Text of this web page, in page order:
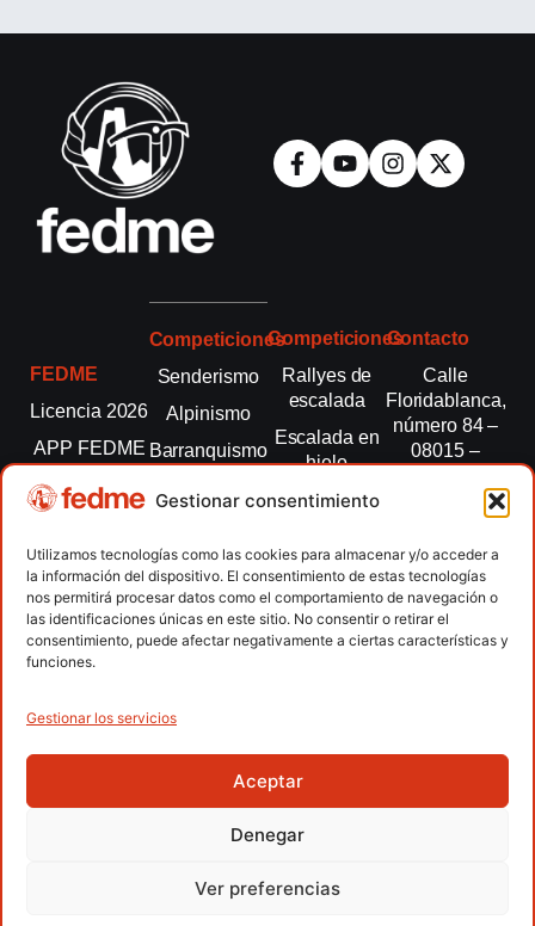
Gestionar consentimiento
Utilizamos tecnologías como las cookies para almacenar y/o acceder a
la información del dispositivo. El consentimiento de estas tecnologías
nos permitirá procesar datos como el comportamiento de navegación o
las identificaciones únicas en este sitio. No consentir o retirar el
consentimiento, puede afectar negativamente a ciertas características y
funciones.
Gestionar los servicios
Aceptar
Denegar
Ver preferencias
FEDME
Licencia 2026
APP FEDME
Transparencia
autonómicas
Clubes
Contacto
Competiciones
Senderismo
Alpinismo
Barranquismo
montaña
Escalada
Escalada
paralimpica
Competiciones
Rallyes de
escalada
Escalada en
hielo
Esquí de
Marcha
Nórdica
Raquetas de
nieve
Contacto
Calle
Floridablanca,
número 84 –
08015 –
fedme@fedme.es
934 264 267
Copyright © 2026 Federación Española de Deportes de
Montaña y Escalada | Desarrollado porTOOOLS
Política de Privacidad APPAccesibilidad